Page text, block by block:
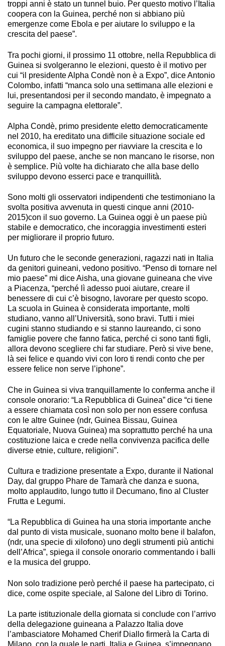
troppi anni è stato un tunnel buio. Per questo motivo l’Italia
coopera con la Guinea, perché non si abbiano più
emergenze come Ebola e per aiutare lo sviluppo e la
crescita del paese”.
Tra pochi giorni, il prossimo 11 ottobre, nella Repubblica di
Guinea si svolgeranno le elezioni, questo è il motivo per
cui “il presidente Alpha Condè non è a Expo”, dice Antonio
Colombo, infatti “manca solo una settimana alle elezioni e
lui, presentandosi per il secondo mandato, è impegnato a
seguire la campagna elettorale”.
Alpha Condè, primo presidente eletto democraticamente
nel 2010, ha ereditato una difficile situazione sociale ed
economica, il suo impegno per riavviare la crescita e lo
sviluppo del paese, anche se non mancano le risorse, non
è semplice. Più volte ha dichiarato che alla base dello
sviluppo devono esserci pace e tranquillità.
Sono molti gli osservatori indipendenti che testimoniano la
svolta positiva avvenuta in questi cinque anni (2010-
2015)con il suo governo. La Guinea oggi è un paese più
stabile e democratico, che incoraggia investimenti esteri
per migliorare il proprio futuro.
Un futuro che le seconde generazioni, ragazzi nati in Italia
da genitori guineani, vedono positivo. “Penso di tornare nel
mio paese” mi dice Aisha, una giovane guineana che vive
a Piacenza, “perché lì adesso puoi aiutare, creare il
benessere di cui c’è bisogno, lavorare per questo scopo.
La scuola in Guinea è considerata importante, molti
studiano, vanno all’Università, sono bravi. Tutti i miei
cugini stanno studiando e si stanno laureando, ci sono
famiglie povere che fanno fatica, perché ci sono tanti figli,
allora devono scegliere chi far studiare. Però si vive bene,
là sei felice e quando vivi con loro ti rendi conto che per
essere felice non serve l’iphone”.
Che in Guinea si viva tranquillamente lo conferma anche il
console onorario: “La Repubblica di Guinea” dice “ci tiene
a essere chiamata così non solo per non essere confusa
con le altre Guinee (ndr, Guinea Bissau, Guinea
Equatoriale, Nuova Guinea) ma soprattutto perché ha una
costituzione laica e crede nella convivenza pacifica delle
diverse etnie, culture, religioni”.
Cultura e tradizione presentate a Expo, durante il National
Day, dal gruppo Phare de Tamarà che danza e suona,
molto applaudito, lungo tutto il Decumano, fino al Cluster
Frutta e Legumi.
“La Repubblica di Guinea ha una storia importante anche
dal punto di vista musicale, suonano molto bene il balafon,
(ndr, una specie di xilofono) uno degli strumenti più antichi
dell’Africa”, spiega il console onorario commentando i balli
e la musica del gruppo.
Non solo tradizione però perché il paese ha partecipato, ci
dice, come ospite speciale, al Salone del Libro di Torino.
La parte istituzionale della giornata si conclude con l’arrivo
della delegazione guineana a Palazzo Italia dove
l’ambasciatore Mohamed Cherif Diallo firmerà la Carta di
Milano, con la quale le parti, Italia e Guinea, s’impegnano